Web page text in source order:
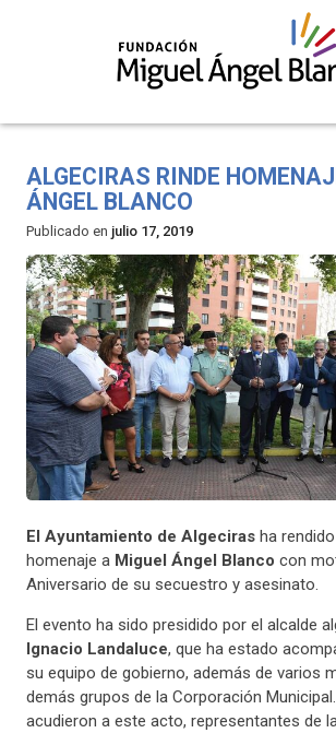
ALGECIRAS RINDE
ÁNGEL BLANCO
Publicado en julio 17, 2019
El Ayuntamiento de Algecirasha
homenaje a Miguel Ángel Blanco con
Aniversario de su secuestro y asesinato.
El evento ha sido presidido por el alcalde
Ignacio Landaluce, que ha estado
su equipo de gobierno, además de varios
demás grupos de la Corporación
acudieron a este acto, representantes de